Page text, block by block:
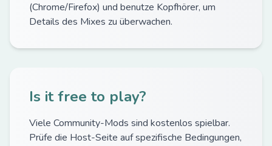
(Chrome/Firefox) und benutze Kopfhörer, um
Details des Mixes zu überwachen.
Is it free to play?
Viele Community-Mods sind kostenlos spielbar.
Prüfe die Host-Seite auf spezifische Bedingungen,